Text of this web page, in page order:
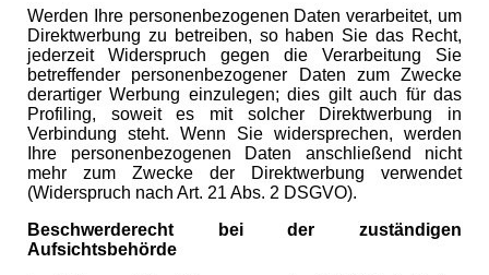
Werden Ihre personenbezogenen Daten verarbeitet, um
Direktwerbung zu betreiben, so haben Sie das Recht,
jederzeit Widerspruch gegen die Verarbeitung Sie
betreffender personenbezogener Daten zum Zwecke
derartiger Werbung einzulegen; dies gilt auch für das
Profiling, soweit es mit solcher Direktwerbung in
Verbindung steht. Wenn Sie widersprechen, werden
Ihre personenbezogenen Daten anschließend nicht
mehr zum Zwecke der Direktwerbung verwendet
(Widerspruch nach Art. 21 Abs. 2 DSGVO).
Beschwerderecht bei der zuständigen
Aufsichtsbehörde